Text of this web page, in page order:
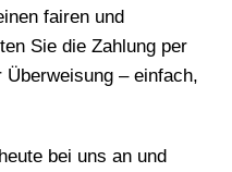
fairen und
Sie die Zahlung per
– einfach,
bei uns an und